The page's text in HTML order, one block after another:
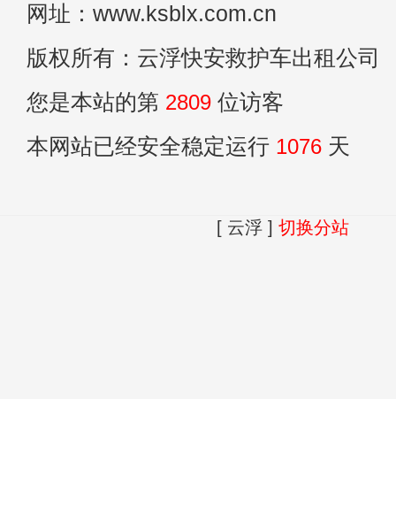
网址：www.ksblx.com.cn
版权所有：云浮快安救护车出租公司
您是本站的第 2809 位访客
本网站已经安全稳定运行 1076 天
[ 云浮 ] 切换分站